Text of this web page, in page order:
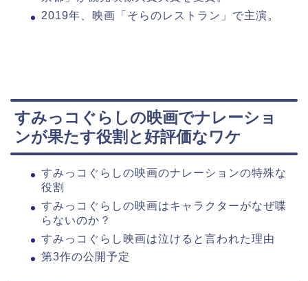
2019年、映画「そらのレストラン」で主演。
すみっコぐらしの映画でナレーショ
ンが果たす役割と好評価なワケ
すみっコぐらしの映画のナレーションの特殊な
役割
すみっコぐらしの映画はキャラクターがなぜ喋
らないのか？
すみっコぐらし映画は泣けると言われた理由
第3作の公開予定